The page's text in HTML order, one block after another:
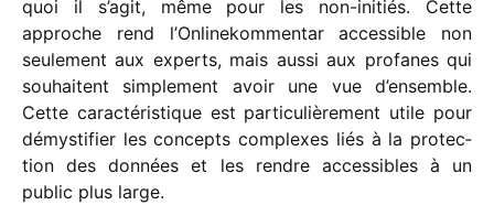
quoi il s’agit, même pour les non-initiés. Cette
approche rend l’Onlinekommentar acces­sible non
seule­ment aux experts, mais aussi aux profanes qui
souhaitent simple­ment avoir une vue d’en­semble.
Cette carac­té­ris­tique est parti­cu­liè­re­ment utile pour
démys­ti­fier les concepts complexes liés à la protec­
tion des données et les rendre acces­sibles à un
public plus large.